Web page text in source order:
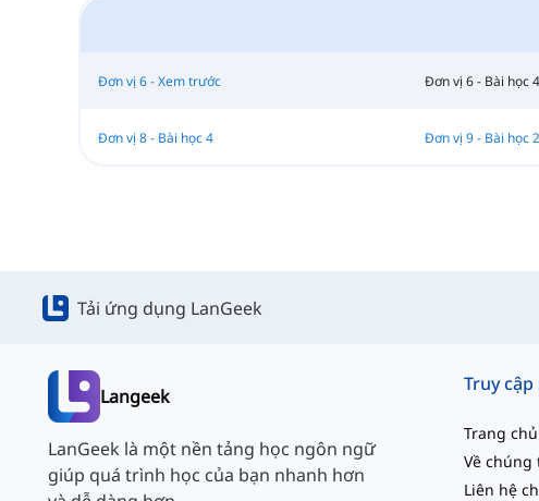
Đơn vị 6 - Xem trước Đơn vị 6 - Bài học 4
Đơn vị 8 - Bài học 4 Đơn vị 9 - Bài học 2
Tải ứng dụng LanGeek
Langeek
LanGeek là một nền tảng học ngôn ngữ
giúp quá trình học của bạn nhanh hơn
Trang chủ
Về chúng